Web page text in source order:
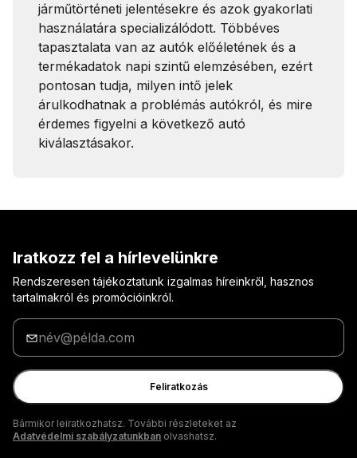
járműtörténeti jelentésekre és azok gyakorlati
használatára specializálódott. Többéves
tapasztalata van az autók előéletének és a
termékadatok napi szintű elemzésében, ezért
pontosan tudja, milyen intő jelek
árulkodhatnak a problémás autókról, és mire
érdemes figyelni a következő autó
kiválasztásakor.
Iratkozz fel a hírlevelünkre
Rendszeresen tájékoztatunk izgalmas híreinkről, hasznos
tartalmakról és promócióinkról.
Adja
meg
az
e-
mail
címét
Feliratkozás
Bármikor leiratkozhatsz. További részleteket az
Adatvédelmi szabályzatunkban olvashatsz.